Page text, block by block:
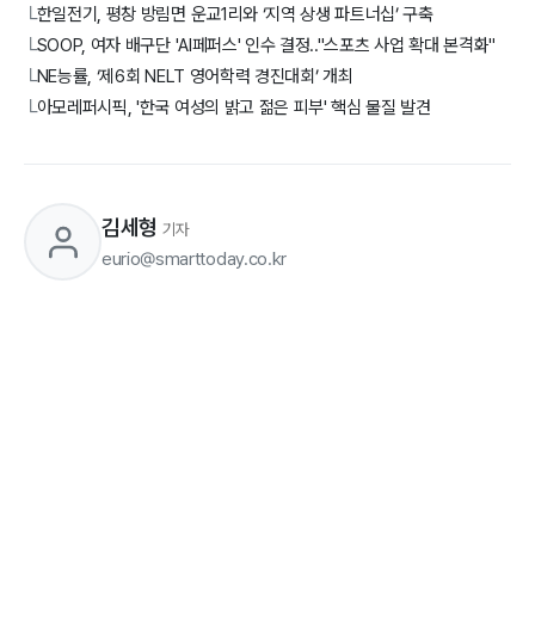
└한일전기, 평창 방림면 운교1리와 ‘지역 상생 파트너십’ 구축
└SOOP, 여자 배구단 'AI페퍼스' 인수 결정.."스포츠 사업 확대 본격화"
└NE능률, ‘제6회 NELT 영어학력 경진대회’ 개최
└아모레퍼시픽, '한국 여성의 밝고 젊은 피부' 핵심 물질 발견
김세형 기자
eurio@smarttoday.co.kr